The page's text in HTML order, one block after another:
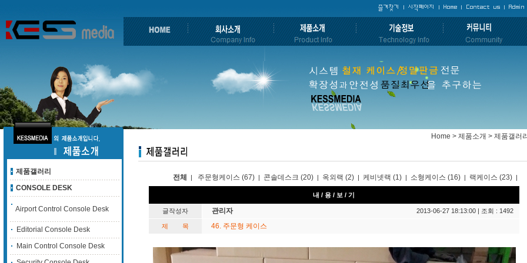
제품갤러리
CONSOLE DESK
Airport Control Console Desk
Editorial Console Desk
Main Control Console Desk
Home > 제품소개 > 제품갤러
전체 | 주문형케이스 (67)| 콘솔데스크 (20)| 옥외랙 (2)| 케비넷랙 (1)| 소형케이스 (16)| 랙케이스 (23)|
내 / 용 / 보 / 기
글작성자 관리자 2013-06-27 18:13:00 | 조회 : 1492
제 목 46. 주문형 케이스